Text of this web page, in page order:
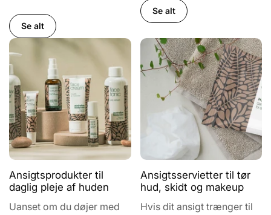
Se alt
Se alt
Ansigtsprodukter til
daglig pleje af huden
Uanset om du døjer med
Ansigtsservietter til tør
hud, skidt og makeup
Hvis dit ansigt trænger til